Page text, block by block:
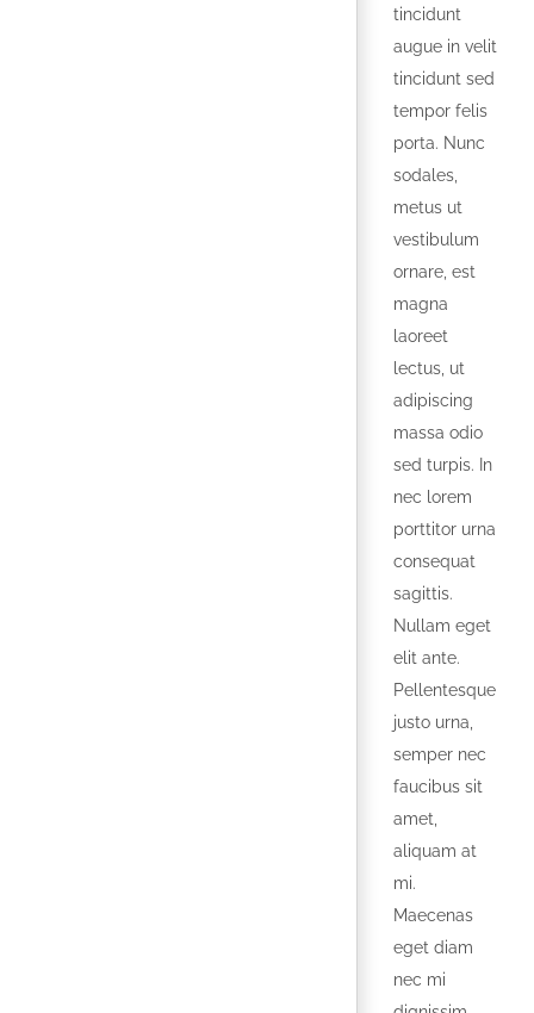
tincidunt
augue in velit
tincidunt sed
tempor felis
porta. Nunc
sodales,
metus ut
vestibulum
ornare, est
magna
laoreet
lectus, ut
adipiscing
massa odio
sed turpis. In
nec lorem
porttitor urna
consequat
sagittis.
Nullam eget
elit ante.
Pellentesque
justo urna,
semper nec
faucibus sit
amet,
aliquam at
mi.
Maecenas
eget diam
nec mi